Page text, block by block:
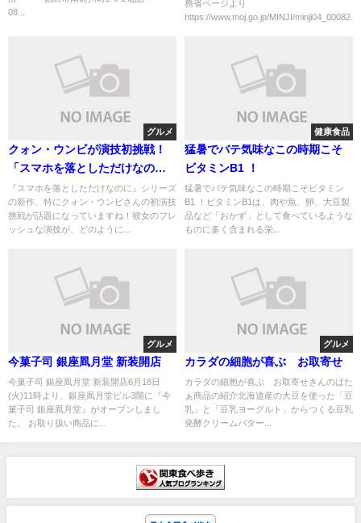
08...
務省ページより
https://www.moj.go.jp/MINJI/minji04_00082...
グルメ
クォン・ウンビが演技初挑戦！
「スマホを落としただけなの
に」ヒロイン秘話
『スマホを落としただけなのに』シリーズ
の新作、特にクォン・ウンビさんの初演技
挑戦が話題になっていますね！彼女のフレ
ッシュな演技が、どのように...
健康食品
猛暑でバテ気味なこの時期こそ
ビタミンB1 ！
猛暑でバテ気味なこの時期こそビタミン
B1 ！ ビタミンB1は、 肉や魚、卵、大豆製
品など「おかず」として食べているような
ものに多く含まれる栄...
グルメ
今菓子司 銀座凮月堂 新装開店
今菓子司 銀座凮月堂 新装開店6月18日
(火)11時より、銀座凮月堂ビル3階に『今
菓子司 銀座凮月堂』がオープンしまし
た。 お取り扱い商品に...
グルメ
カラダの細胞が喜ぶ お取寄せ
カラダの細胞が喜ぶ お取寄せ きんのばた
ぁ 商品の紹介北海道産の大豆を使った「豆
乳」と「豆乳ヨーグルト」からつくる豆乳
発酵クリームバター...